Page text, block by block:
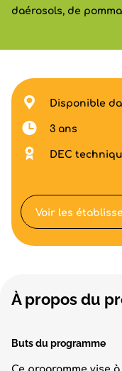
daérosols, de
À propos du
Buts du programme
Disponible
3 ans
DEC
Voir les